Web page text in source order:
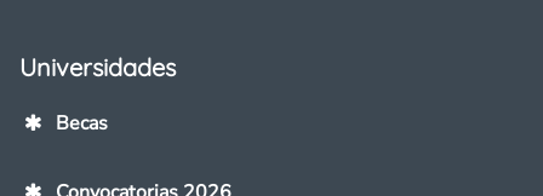
Universidades
Becas